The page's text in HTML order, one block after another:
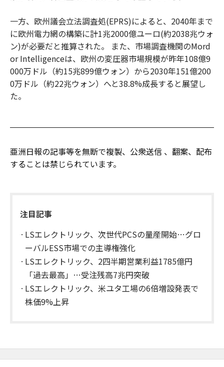
一方、欧州議会立法調査処(EPRS)によると、2040年まで
に欧州電力網の構築に計1兆2000億ユーロ(約2038兆ウォ
ン)が必要だと推算された。 また、市場調査機関のMord
or Intelligenceは、欧州の変圧器市場規模が昨年108億9
000万ドル（約15兆899億ウォン）から2030年151億200
0万ドル（約22兆ウォン）へと38.8%成長すると展望し
た。
亜洲日報の記事等を無断で複製、公衆送信 、翻案、配布
することは禁じられています。
注目記事
LSエレクトリック、次世代PCSの量産開始…グロ
ーバルESS市場での主導権強化
LSエレクトリック、2四半期営業利益1785億円
「過去最高」…受注残高7兆円突破
LSエレクトリック、米ユタ工場の6倍増設発表で
株価9%上昇